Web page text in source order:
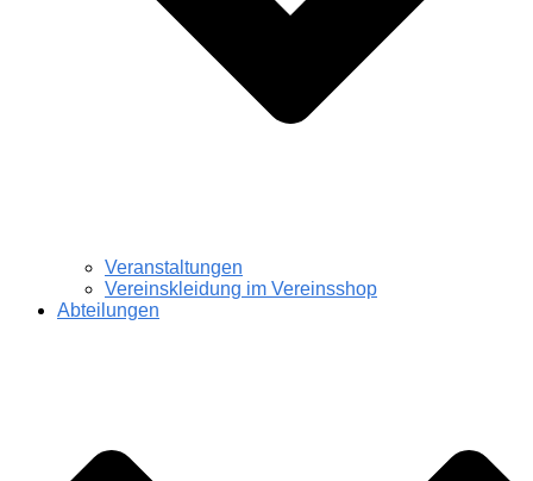
Veranstaltungen
Vereinskleidung im Vereinsshop
Abteilungen